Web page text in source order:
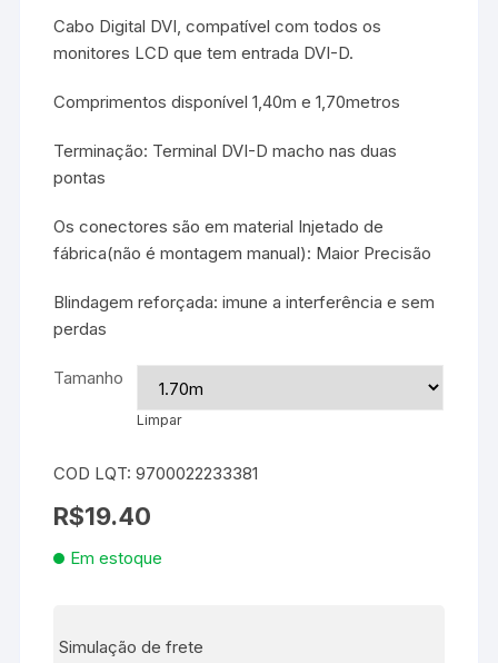
Cabo Digital DVI, compatível com todos os
monitores LCD que tem entrada DVI-D.
Comprimentos disponível 1,40m e 1,70metros
Terminação: Terminal DVI-D macho nas duas
pontas
Os conectores são em material Injetado de
fábrica(não é montagem manual): Maior Precisão
Blindagem reforçada: imune a interferência e sem
perdas
Tamanho
Limpar
COD LQT: 9700022233381
R$19.40
Em estoque
Simulação de frete